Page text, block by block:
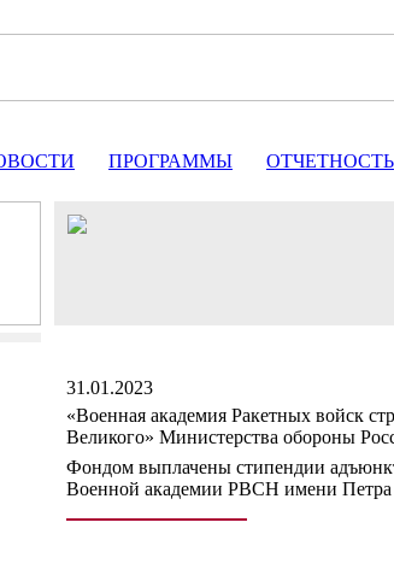
ПРОГРАММЫ ОТЧЕТНОСТЬ
31.01.2023
«Военная академия Ракетных войск
Великого» Министерства обороны
Фондом выплачены стипендии
Военной академии РВСН имени Петра